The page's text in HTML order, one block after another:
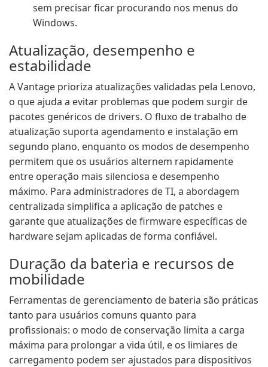
sem precisar ficar procurando nos menus do
Windows.
Atualização, desempenho e
estabilidade
A Vantage prioriza atualizações validadas pela Lenovo,
o que ajuda a evitar problemas que podem surgir de
pacotes genéricos de drivers. O fluxo de trabalho de
atualização suporta agendamento e instalação em
segundo plano, enquanto os modos de desempenho
permitem que os usuários alternem rapidamente
entre operação mais silenciosa e desempenho
máximo. Para administradores de TI, a abordagem
centralizada simplifica a aplicação de patches e
garante que atualizações de firmware específicas de
hardware sejam aplicadas de forma confiável.
Duração da bateria e recursos de
mobilidade
Ferramentas de gerenciamento de bateria são práticas
tanto para usuários comuns quanto para
profissionais: o modo de conservação limita a carga
máxima para prolongar a vida útil, e os limiares de
carregamento podem ser ajustados para dispositivos